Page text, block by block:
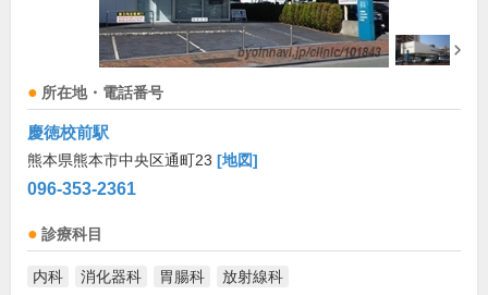
所在地・電話番号
慶徳校前駅
熊本県熊本市中央区通町23 [地図]
096-353-2361
診療科目
内科 消化器科 胃腸科 放射線科